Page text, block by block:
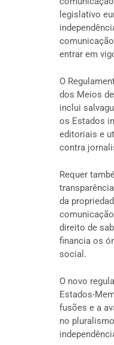
legislativo
entrar em
O
dos Meios
inclui
os Estados
editoriais e
contra
Requer
da
direito de
financia os
social.
O novo
Estados-
fusões e a
no